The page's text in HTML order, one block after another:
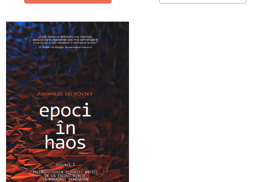
Vindecare spirituală
Viaţa de după moarte
Cristale
Supă de pui pentru suflet
Yoga
Oracol
Spiritualitate şi ştiinţă
Fără categorie
Cunoaștere